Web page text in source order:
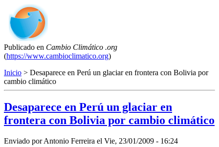
Publicado en Cambio Climático .org
(https://www.cambioclimatico.org)
Inicio > Desaparece en Perú un glaciar en frontera con Bolivia por
cambio climático
Desaparece en Perú un glaciar en
frontera con Bolivia por cambio climático
Enviado porAntonio Ferreira el Vie, 23/01/2009 - 16:24